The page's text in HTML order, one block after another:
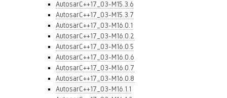
AutosarC++17_03-M15.3.6
AutosarC++17_03-M15.3.7
AutosarC++17_03-M16.0.1
AutosarC++17_03-M16.0.2
AutosarC++17_03-M16.0.5
AutosarC++17_03-M16.0.6
AutosarC++17_03-M16.0.7
AutosarC++17_03-M16.0.8
AutosarC++17_03-M16.1.1